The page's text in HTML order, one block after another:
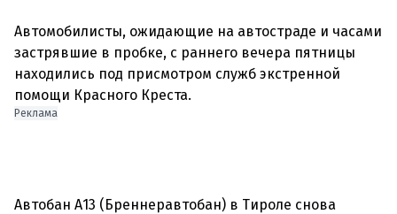
Автомобилисты, ожидающие на автостраде и часами
застрявшие в пробке, с раннего вечера пятницы
находились под присмотром служб экстренной
Реклама
Автобан А13 (Бреннеравтобан) в Тироле снова